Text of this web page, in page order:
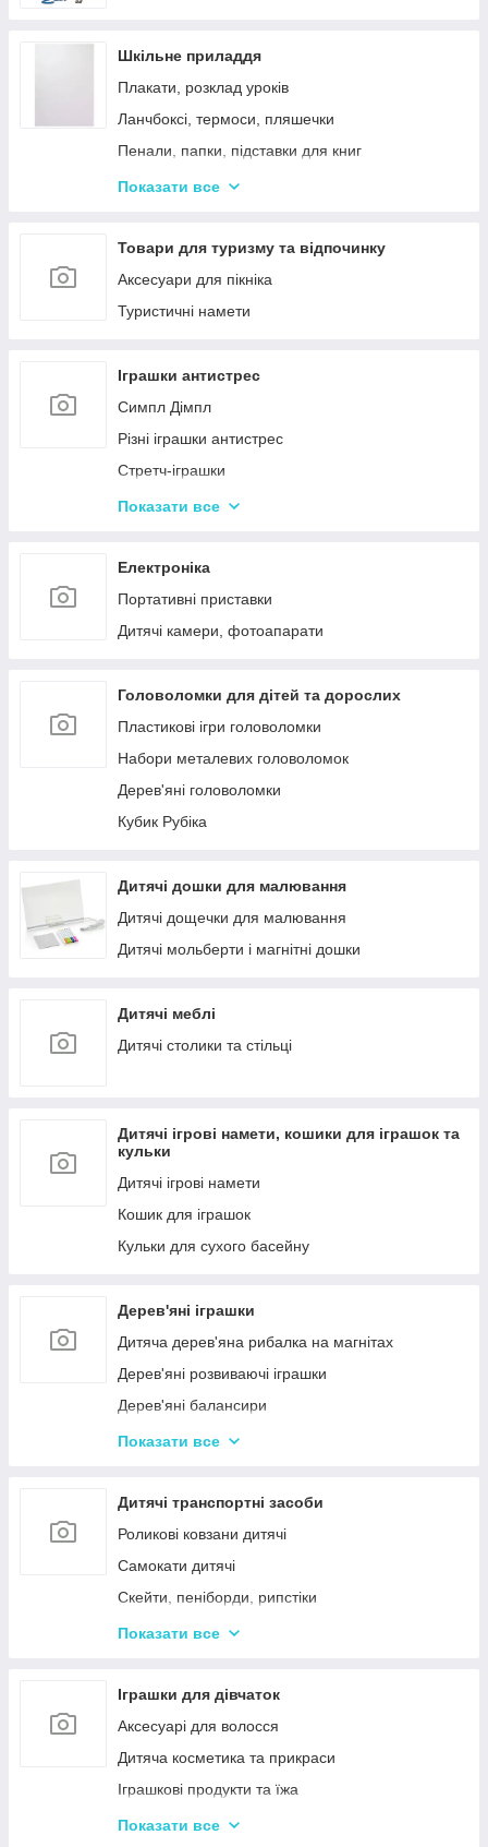
Шкільне приладдя
Плакати, розклад уроків
Ланчбоксі, термоси, пляшечки
Пенали, папки, підставки для книг
Фарбі, пензлики, альбоми
Зошити, блокноти, щоденники, обкладинки
Наклейки, стікери, закладки
Кольоровий папір, картон, клей
Циркулі, лінійки, трафарети
Художні аксесуари та інструменти
Показати все
Товари для туризму та відпочинку
Аксесуари для пікніка
Туристичні намети
Іграшки антистрес
Симпл Дімпл
Різні іграшки антистрес
Стретч-іграшки
Іграшки Pop it
Показати все
Електроніка
Портативні приставки
Дитячі камери, фотоапарати
Головоломки для дітей та дорослих
Пластикові ігри головоломки
Набори металевих головоломок
Дерев'яні головоломки
Кубик Рубіка
Дитячі дошки для малювання
Дитячі дощечки для малювання
Дитячі мольберти і магнітні дошки
Дитячі меблі
Дитячі столики та стільці
Дитячі ігрові намети, кошики для іграшок та
кульки
Дитячі ігрові намети
Кошик для іграшок
Кульки для сухого басейну
Дерев'яні іграшки
Дитяча дерев'яна рибалка на магнітах
Дерев'яні розвиваючі іграшки
Дерев'яні балансири
Дерев'яні пазли для дорослих
Дерев'яні іграшки-лабіринти
Дерев'яні іграшкові кубики, пірамідки
Дерев'яні іграшки-шнурівки
Дерев'яні дитячі конструктори
Різні дерев'яні іграшки
Показати все
Дитячі транспортні засоби
Роликові ковзани дитячі
Самокати дитячі
Скейти, пеніборди, рипстіки
Каталки та толокари
Показати все
Іграшки для дівчаток
Аксесуарі для волосся
Дитяча косметика та прикраси
Іграшкові продукти та їжа
Іграшковий посуд
Показати все